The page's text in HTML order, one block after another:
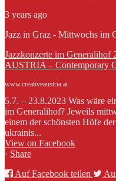
3 years ago
Jazz in Graz - Mittwochs im
Jazzkonzerte im
AUSTRIA – Contemporary
www.creativeaustria.at
5.7. – 23.8.2023 Was wäre
im Generalihof? Jeweils
einem der schönsten Höfe
ukrainis...
View on Facebook
· Share
Auf Facebook teilen